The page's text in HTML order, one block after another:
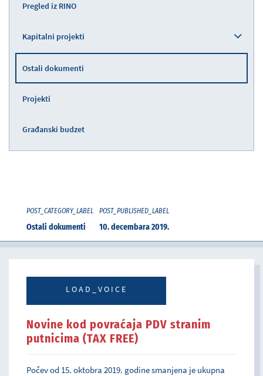
Pregled iz RINO
Kapitalni projekti
Ostali dokumenti
Projekti
Građanski budzet
POST_CATEGORY_LABEL
Ostali dokumenti
POST_PUBLISHED_LABEL
10. decembara 2019.
LOAD_VOICE
Novine kod povraćaja PDV stranim
putnicima (TAX FREE)
Počev od 15. oktobra 2019. godine smanjena je ukupna